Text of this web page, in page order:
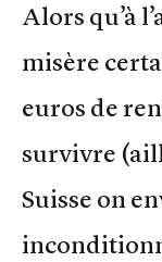
Alors qu’à
misère
euros de
survivre
Suisse on